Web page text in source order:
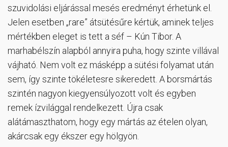
szuvidolási eljárással mesés eredményt érhetünk el.
Jelen esetben „rare” átsütésűre kértük, aminek teljes
mértékben eleget is tett a séf – Kún Tibor. A
marhabélszín alapból annyira puha, hogy szinte villával
vájható. Nem volt ez másképp a sütési folyamat után
sem, így szinte tökéletesre sikeredett. A borsmártás
szintén nagyon kiegyensúlyozott volt és egyben
remek ízvilággal rendelkezett. Újra csak
alátámaszthatom, hogy egy mártás az ételen olyan,
akárcsak egy ékszer egy hölgyön.